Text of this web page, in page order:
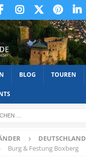
BLOG TOUREN
DEUTSCHLAND
Burg & Festung Boxberg